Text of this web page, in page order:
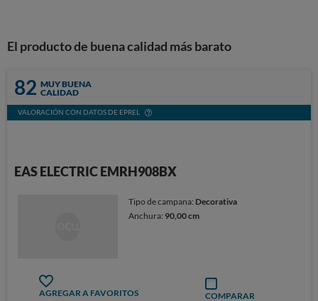
El producto de buena calidad más barato
82 MUY BUENA
CALIDAD
VALORACIÓN CON DATOS DE EPREL
EAS ELECTRIC EMRH908BX
Tipo de campana: Decorativa
Anchura: 90,00 cm
AGREGAR A FAVORITOS COMPARAR